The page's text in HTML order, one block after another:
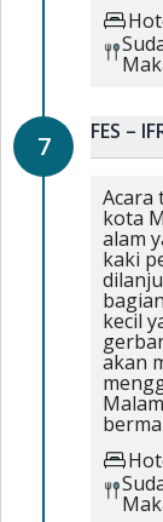
7 FES –
Acara
kota
alam
kaki
kecil
akan